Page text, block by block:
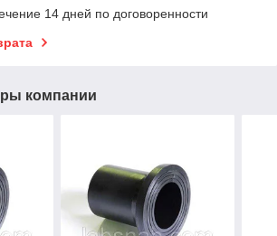
14 дней по договоренности
компании